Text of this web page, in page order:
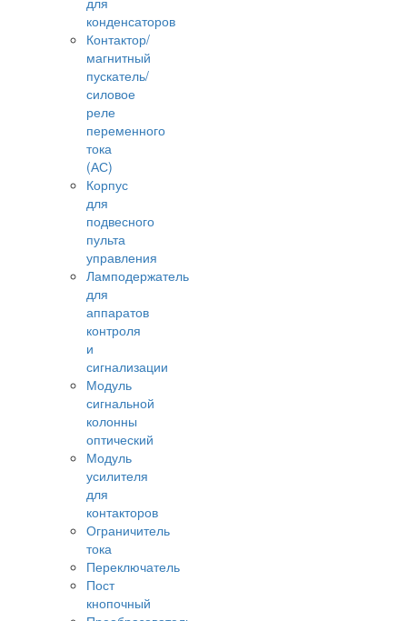
конденсаторов
Контактор/
магнитный
пускатель/
силовое
реле
переменного
тока
(АС)
Корпус
для
подвесного
пульта
управления
Ламподержатель
для
аппаратов
контроля
и
сигнализации
Модуль
сигнальной
колонны
оптический
Модуль
усилителя
для
контакторов
Ограничитель
тока
Переключатель
Пост
кнопочный